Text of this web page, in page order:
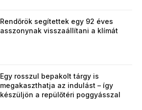
Rendőrök segítettek egy 92 éves
asszonynak visszaállítani a klímát
Egy rosszul bepakolt tárgy is
megakaszthatja az indulást – így
készüljön a repülőtéri poggyásszal